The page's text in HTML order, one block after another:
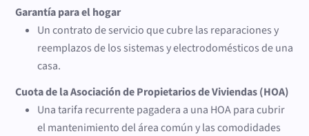
Garantía para el hogar
Un contrato de servicio que cubre las reparaciones y
reemplazos de los sistemas y electrodomésticos de una
casa.
Cuota de la Asociación de Propietarios de Viviendas (HOA)
Una tarifa recurrente pagadera a una HOA para cubrir
el mantenimiento del área común y las comodidades